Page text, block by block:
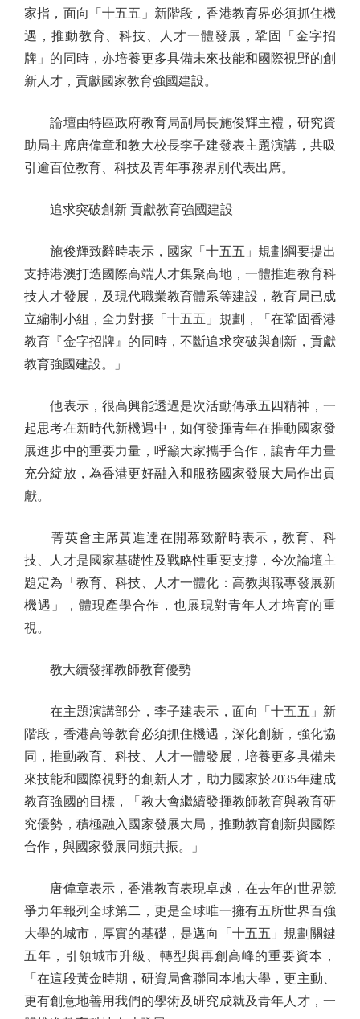
家指，面向「十五五」新階段，香港教育界必須抓住機
遇，推動教育、科技、人才一體發展，鞏固「金字招
牌」的同時，亦培養更多具備未來技能和國際視野的創
新人才，貢獻國家教育強國建設。
論壇由特區政府教育局副局長施俊輝主禮，研究資
助局主席唐偉章和教大校長李子建發表主題演講，共吸
引逾百位教育、科技及青年事務界別代表出席。
追求突破創新 貢獻教育強國建設
施俊輝致辭時表示，國家「十五五」規劃綱要提出
支持港澳打造國際高端人才集聚高地，一體推進教育科
技人才發展，及現代職業教育體系等建設，教育局已成
立編制小組，全力對接「十五五」規劃，「在鞏固香港
教育『金字招牌』的同時，不斷追求突破與創新，貢獻
教育強國建設。」
他表示，很高興能透過是次活動傳承五四精神，一
起思考在新時代新機遇中，如何發揮青年在推動國家發
展進步中的重要力量，呼籲大家攜手合作，讓青年力量
充分綻放，為香港更好融入和服務國家發展大局作出貢
獻。
菁英會主席黃進達在開幕致辭時表示，教育、科
技、人才是國家基礎性及戰略性重要支撐，今次論壇主
題定為「教育、科技、人才一體化：高教與職專發展新
機遇」，體現產學合作，也展現對青年人才培育的重
視。
教大續發揮教師教育優勢
在主題演講部分，李子建表示，面向「十五五」新
階段，香港高等教育必須抓住機遇，深化創新，強化協
同，推動教育、科技、人才一體發展，培養更多具備未
來技能和國際視野的創新人才，助力國家於2035年建成
教育強國的目標，「教大會繼續發揮教師教育與教育研
究優勢，積極融入國家發展大局，推動教育創新與國際
合作，與國家發展同頻共振。」
唐偉章表示，香港教育表現卓越，在去年的世界競
爭力年報列全球第二，更是全球唯一擁有五所世界百強
大學的城市，厚實的基礎，是邁向「十五五」規劃關鍵
五年，引領城市升級、轉型與再創高峰的重要資本，
「在這段黃金時期，研資局會聯同本地大學，更主動、
更有創意地善用我們的學術及研究成就及青年人才，一